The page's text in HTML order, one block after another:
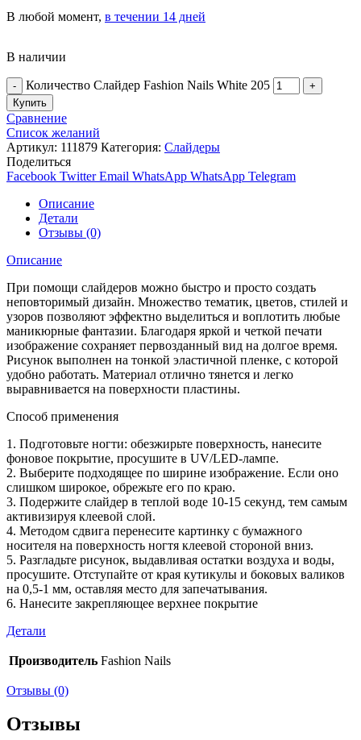
В любой момент, в течении 14 дней
В наличии
Количество Слайдер Fashion Nails White 205
Купить
Сравнение
Список желаний
Артикул: 111879 Категория: Слайдеры
Поделиться
Facebook Twitter Email WhatsApp WhatsApp Telegram
Описание
Детали
Отзывы (0)
Описание
При помощи слайдеров можно быстро и просто создать
неповторимый дизайн. Множество тематик, цветов, стилей и
узоров позволяют эффектно выделиться и воплотить любые
маникюрные фантазии. Благодаря яркой и четкой печати
изображение сохраняет первозданный вид на долгое время.
Рисунок выполнен на тонкой эластичной пленке, с которой
удобно работать. Материал отлично тянется и легко
выравнивается на поверхности пластины.
Способ применения
1. Подготовьте ногти: обезжирьте поверхность, нанесите
фоновое покрытие, просушите в UV/LED-лампе.
2. Выберите подходящее по ширине изображение. Если оно
слишком широкое, обрежьте его по краю.
3. Подержите слайдер в теплой воде 10-15 секунд, тем самым
активизируя клеевой слой.
4. Методом сдвига перенесите картинку с бумажного
носителя на поверхность ногтя клеевой стороной вниз.
5. Разгладьте рисунок, выдавливая остатки воздуха и воды,
просушите. Отступайте от края кутикулы и боковых валиков
на 0,5-1 мм, оставляя место для запечатывания.
6. Нанесите закрепляющее верхнее покрытие
Детали
Производитель Fashion Nails
Отзывы (0)
Отзывы